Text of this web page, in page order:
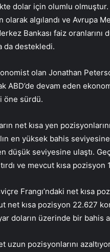
dolar için olumlu olmuştur.
olarak algılandı ve Avrupa
Bankası faiz oranlarını
da destekledi.
olan Jonathan
devam eden
öne sürdü.
net kısa yen
en yüksek bahis
düşük seviyesine ulaştı.
ve mevcut kısa
Frangı’ndaki net kısa
net kısa pozisyon 22.627
doların üzerinde bir bahis
uzun pozisyonlarını